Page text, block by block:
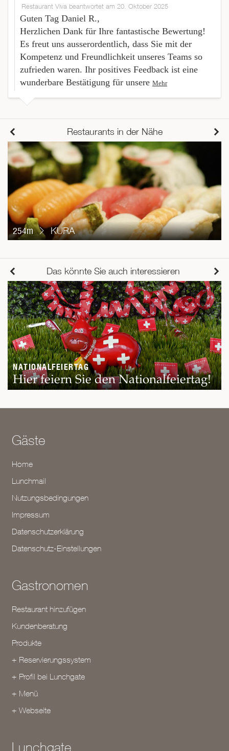
Restaurant Viva beantwortet am 20. Oktober 2025
Guten Tag Daniel R.,
Herzlichen Dank für Ihre fantastische Bewertung!
Es freut uns ausserordentlich, dass Sie mit der
Kompetenz und Freundlichkeit unseres Teams so
zufrieden waren. Ihr positives Feedback ist eine
wunderbare Bestätigung für unsere Mehr
Restaurants in der Nähe
254m KURA
Das könnte Sie auch interessieren
NATIONALFEIERTAG
Hier feiern Sie den Nationalfeiertag!
Gäste
Home
Lunchmail
Nutzungsbedingungen
Impressum
Datenschutzerklärung
Datenschutz-Einstellungen
Gastronomen
Restaurant hinzufügen
Kundenberatung
Produkte
+ Reservierungssystem
+ Profil bei Lunchgate
+ Menü
+ Webseite
Lunchgate